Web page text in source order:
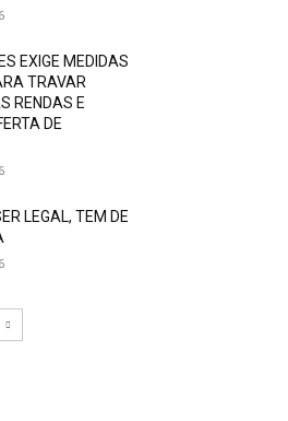
EXIGE MEDIDAS
TRAVAR
RENDAS E
DE
LEGAL, TEM DE